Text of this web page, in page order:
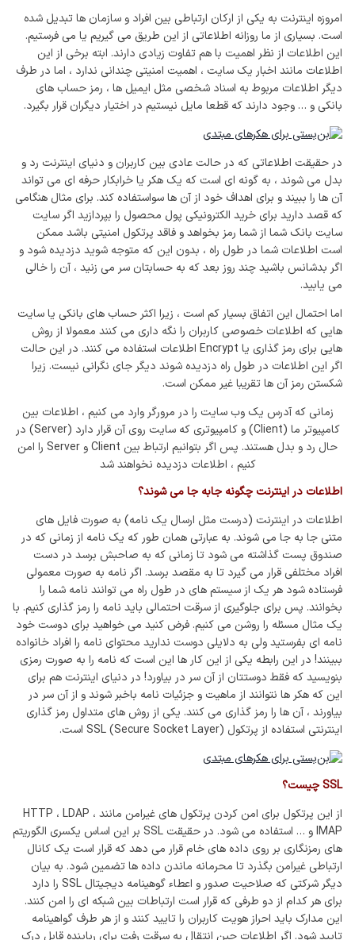
امروزه اینترنت به یکی از ارکان ارتباطی بین افراد و سازمان ها تبدیل شده
است. بسیاری از ما روزانه اطلاعاتی از این طریق می گیریم یا می فرستیم.
این اطلاعات از نظر اهمیت با هم تفاوت زیادی دارند. ابته برخی از این
اطلاعات مانند اخبار یک سایت ، اهمیت امنیتی چندانی ندارد ، اما در طرف
دیگر اطلاعات مربوط به اسناد شخصی مثل ایمیل ها ، رمز حساب های
بانکی و … وجود دارند که قطعا مایل نیستیم در اختیار دیگران قرار بگیرد.
در حقیقت اطلاعاتی که در حالت عادی بین کاربران و دنیای اینترنت رد و
بدل می شوند ، به گونه ای است که یک هکر یا خرابکار حرفه ای می تواند
آن ها را ببیند و برای اهداف خود از آن ها سواستفاده کند. برای مثال هنگامی
که قصد دارید برای خرید الکترونیکی پول محصول را بپردازید اگر سایت
سایت بانک شما از شما رمز بخواهد و فاقد پرتکول امنیتی باشد ممکن
است اطلاعات شما در طول راه ، بدون این که متوجه شوید دزدیده شود و
اگر بدشانس باشید چند روز بعد که به حسابتان سر می زنید ، آن را خالی
می یابید.
اما احتمال این اتفاق بسیار کم است ، زیرا اکثر حساب های بانکی یا سایت
هایی که اطلاعات خصوصی کاربران را نگه داری می کنند معمولا از روش
هایی برای رمز گذاری یا Encrypt اطلاعات استفاده می کنند. در این حالت
اگر این اطلاعات در طول راه دزدیده شوند دیگر جای نگرانی نیست. زیرا
شکستن رمز آن ها تقریبا غیر ممکن است.
زمانی که آدرس یک وب سایت را در مرورگر وارد می کنیم ، اطلاعات بین
کامپیوتر ما (Client) و کامپیوتری که سایت روی آن قرار دارد (Server) در
حال رد و بدل هستند. پس اگر بتوانیم ارتباط بین Client و Server را امن
کنیم ، اطلاعات دزدیده نخواهند شد
اطلاعات در اینترنت چگونه جابه جا می شوند؟
اطلاعات در اینترنت (درست مثل ارسال یک نامه) به صورت فایل های
متنی جا به جا می شوند. به عبارتی همان طور که یک نامه از زمانی که در
صندوق پست گذاشته می شود تا زمانی که به صاحبش برسد در دست
افراد مختلفی قرار می گیرد تا به مقصد برسد. اگر نامه به صورت معمولی
فرستاده شود هر یک از سیستم های در طول راه می توانند نامه شما را
بخوانند. پس برای جلوگیری از سرقت احتمالی باید نامه را رمز گذاری کنیم. با
یک مثال مسئله را روشن می کنیم. فرض کنید می خواهید برای دوست خود
نامه ای بفرستید ولی به دلایلی دوست ندارید محتوای نامه را افراد خانواده
ببینند! در این رابطه یکی از این کار ها این است که نامه را به صورت رمزی
بنویسید که فقط دوستتان از آن سر در بیاورد! در دنیای اینترنت هم برای
این که هکر ها نتوانند از ماهیت و جزئیات نامه باخبر شوند و از آن سر در
بیاورند ، آن ها را رمز گذاری می کنند. یکی از روش های متداول رمز گذاری
اینترنتی استفاده از پرتکول SSL (Secure Socket Layer) است.
SSL چیست؟
از این پرتکول برای امن کردن پرتکول های غیرامن مانند HTTP ، LDAP ،
IMAP و … استفاده می شود. در حقیقت SSL بر این اساس یکسری الگوریتم
های رمزنگاری بر روی داده های خام قرار می دهد که قرار است یک کانال
ارتباطی غیرامن بگذرد تا محرمانه ماندن داده ها تضمین شود. به بیان
دیگر شرکتی که صلاحیت صدور و اعطاء گوهینامه دیجیتال SSL را دارد
برای هر کدام از دو طرفی که قرار است ارتباطات بین شبکه ای را امن کنند.
این مدارک باید احراز هویت کاربران را تایید کنند و از هر طرف گواهینامه
تایید شود. اگر اطلاعات حین انتقال به سرقت رفت برای رباینده قابل درک